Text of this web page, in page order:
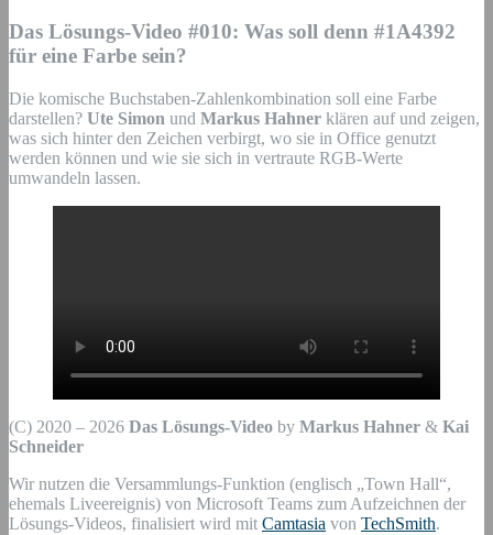
Das Lösungs-Video #010: Was soll denn #1A4392
für eine Farbe sein?
Die komische Buchstaben-Zahlenkombination soll eine Farbe
darstellen? Ute Simon und Markus Hahner klären auf und zeigen,
was sich hinter den Zeichen verbirgt, wo sie in Office genutzt
werden können und wie sie sich in vertraute RGB-Werte
umwandeln lassen.
(C) 2020 – 2026 Das Lösungs-Video by Markus Hahner & Kai
Schneider
Wir nutzen die Versammlungs-Funktion (englisch „Town Hall“,
ehemals Liveereignis) von Microsoft Teams zum Aufzeichnen der
Lösungs-Videos, finalisiert wird mit Camtasia von TechSmith.